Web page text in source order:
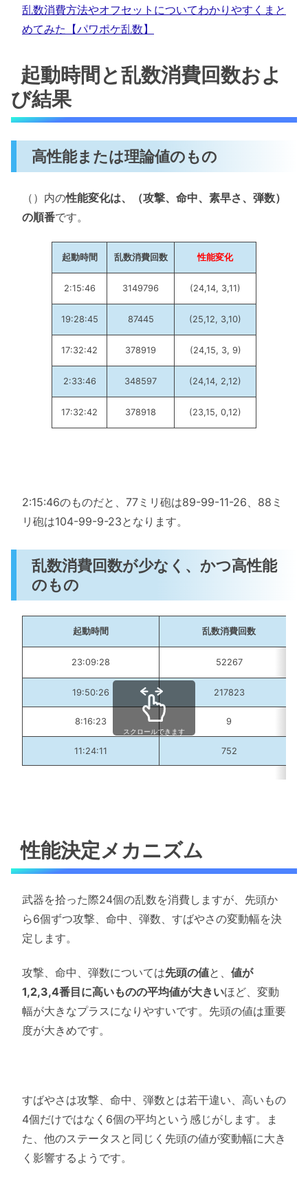
乱数消費方法やオフセットについてわかりやすくまと
めてみた【パワポケ乱数】
起動時間と乱数消費回数およ
び結果
高性能または理論値のもの
（）内の性能変化は、（攻撃、命中、素早さ、弾数）
の順番です。
起動時間 乱数消費回数 性能変化
2:15:46 3149796 (24,14, 3,11)
19:28:45 87445 (25,12, 3,10)
17:32:42 378919 (24,15, 3, 9)
2:33:46 348597 (24,14, 2,12)
17:32:42 378918 (23,15, 0,12)
2:15:46のものだと、77ミリ砲は89-99-11-26、88ミ
リ砲は104-99-9-23となります。
乱数消費回数が少なく、かつ高性能
のもの
起動時間 乱数消費回数
23:09:28 52267
19:50:26 217823
8:16:23 9
11:24:11 752
スクロールできます
性能決定メカニズム
武器を拾った際24個の乱数を消費しますが、先頭か
ら6個ずつ攻撃、命中、弾数、すばやさの変動幅を決
定します。
攻撃、命中、弾数については先頭の値と、 値が
1,2,3,4番目に高いものの平均値が大きいほど、変動
幅が大きなプラスになりやすいです。先頭の値は重要
度が大きめです。
すばやさは攻撃、命中、弾数とは若干違い、高いもの
4個だけではなく6個の平均という感じがします。ま
た、他のステータスと同じく先頭の値が変動幅に大き
く影響するようです。